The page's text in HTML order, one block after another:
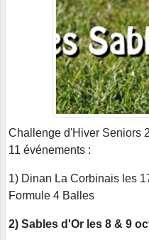
Challenge d'Hiver Seniors
11 événements :
1) Dinan La Corbinais les
Formule 4 Balles
2) Sables d'Or les 8 & 9